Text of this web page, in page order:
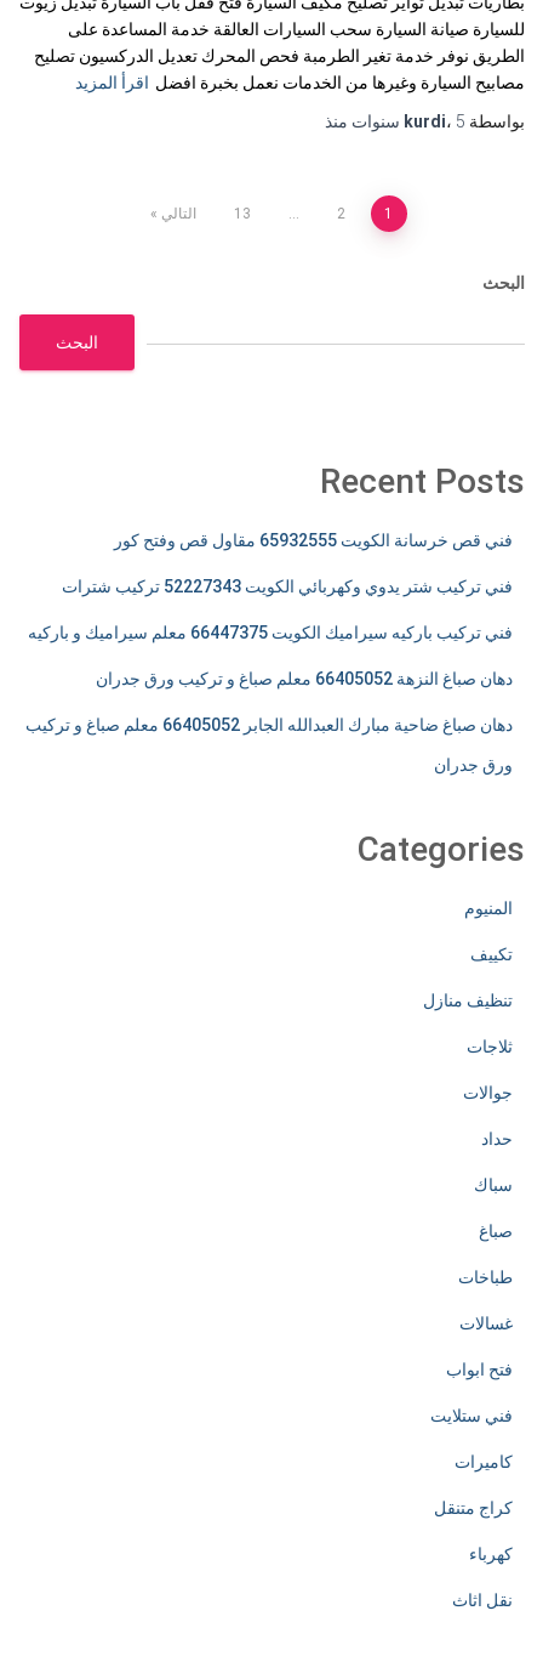
للسيارة صيانة السيارة سحب السيارات العالقة خدمة المساعدة على
الطريق نوفر خدمة تغير الطرمبة فحص المحرك تعديل الدركسيون تصليح
مصابيح السيارة وغيرها من الخدمات نعمل بخبرة افضل اقرأ المزيد
بواسطة
kurdi، 5 سنوات منذ
صفحات
1
2
13 التالي
البحث
البحث
Recent Posts
فني قص خرسانة الكويت 65932555 مقاول قص وفتح كور
فني تركيب شتر يدوي وكهربائي الكويت 52227343 تركيب شترات
فني تركيب باركيه سيراميك الكويت 66447375 معلم سيراميك و باركيه
دهان صباغ النزهة 66405052 معلم صباغ و تركيب ورق جدران
دهان صباغ ضاحية مبارك العبدالله الجابر 66405052 معلم صباغ و تركيب
ورق جدران
Categories
المنيوم
تكييف
تنظيف منازل
ثلاجات
جوالات
حداد
سباك
صباغ
طباخات
غسالات
فتح ابواب
فني ستلايت
كاميرات
كراج متنقل
كهرباء
نقل اثاث